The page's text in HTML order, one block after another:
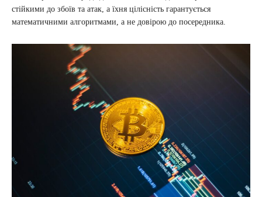
стійкими до збоїв та атак, а їхня цілісність гарантується
математичними алгоритмами, а не довірою до посередника.